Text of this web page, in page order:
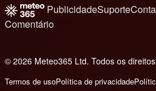
PublicidadeSuporte
Comentário
© 2026 Meteo365 Ltd. Todos os
Termos de usoPolítica de privacidade